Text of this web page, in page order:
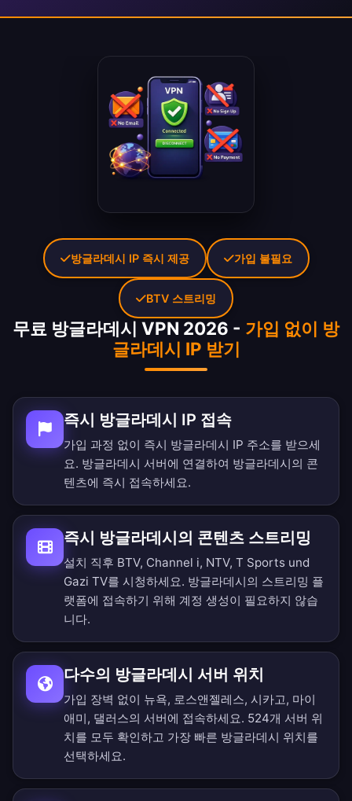
무료 방글라데시 VPN 2026 - 가입 없이 방
글라데시 IP 받기
즉시 방글라데시 IP 접속
가입 과정 없이 즉시 방글라데시 IP 주소를 받으세
요. 방글라데시 서버에 연결하여 방글라데시의 콘
텐츠에 즉시 접속하세요.
즉시 방글라데시의 콘텐츠 스트리밍
설치 직후 BTV, Channel i, NTV, T Sports und
Gazi TV를 시청하세요. 방글라데시의 스트리밍 플
랫폼에 접속하기 위해 계정 생성이 필요하지 않습
니다.
다수의 방글라데시 서버 위치
가입 장벽 없이 뉴욕, 로스앤젤레스, 시카고, 마이
애미, 댈러스의 서버에 접속하세요. 524개 서버 위
치를 모두 확인하고 가장 빠른 방글라데시 위치를
선택하세요.
방글라데시 IP 즉시 제공 가입 불필요
BTV 스트리밍